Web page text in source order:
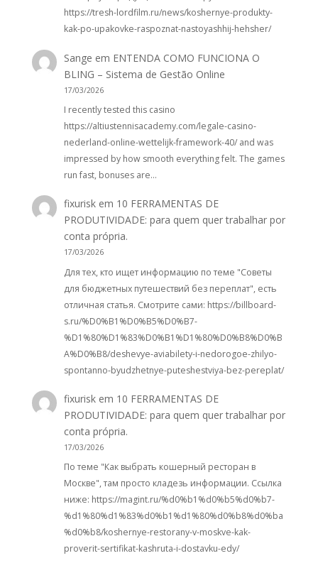
https://tresh-lordfilm.ru/news/koshernye-produkty-
kak-po-upakovke-raspoznat-nastoyashhij-hehsher/
Sange em ENTENDA COMO FUNCIONA O
BLING – Sistema de Gestão Online
17/03/2026
I recently tested this casino
https://altiustennisacademy.com/legale-casino-
nederland-online-wettelijk-framework-40/ and was
impressed by how smooth everything felt. The games
run fast, bonuses are…
fixurisk em 10 FERRAMENTAS DE
PRODUTIVIDADE: para quem quer trabalhar por
conta própria.
17/03/2026
Для тех, кто ищет информацию по теме "Советы
для бюджетных путешествий без переплат", есть
отличная статья. Смотрите сами: https://billboard-
s.ru/%D0%B1%D0%B5%D0%B7-
%D1%80%D1%83%D0%B1%D1%80%D0%B8%D0%B
A%D0%B8/deshevye-aviabilety-i-nedorogoe-zhilyo-
spontanno-byudzhetnye-puteshestviya-bez-pereplat/
fixurisk em 10 FERRAMENTAS DE
PRODUTIVIDADE: para quem quer trabalhar por
conta própria.
17/03/2026
По теме "Как выбрать кошерный ресторан в
Москве", там просто кладезь информации. Ссылка
ниже: https://magint.ru/%d0%b1%d0%b5%d0%b7-
%d1%80%d1%83%d0%b1%d1%80%d0%b8%d0%ba
%d0%b8/koshernye-restorany-v-moskve-kak-
proverit-sertifikat-kashruta-i-dostavku-edy/